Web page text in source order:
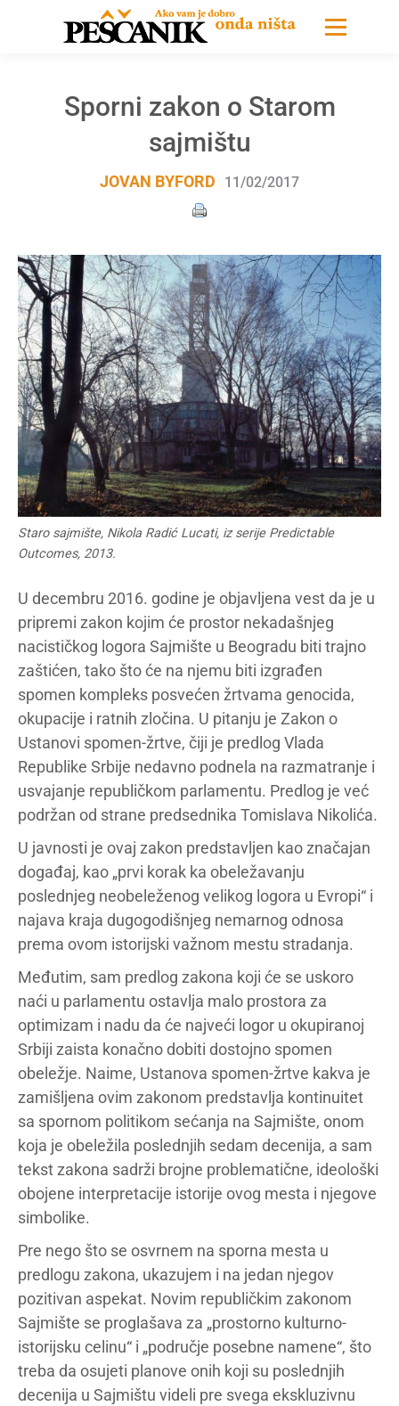
Sporni zakon o Starom
sajmištu
JOVAN BYFORD 11/02/2017
Staro sajmište, Nikola Radić Lucati, iz serije Predictable
Outcomes, 2013.
U decembru 2016. godine je objavljena vest da je u
pripremi zakon kojim će prostor nekadašnjeg
nacističkog logora Sajmište u Beogradu biti trajno
zaštićen, tako što će na njemu biti izgrađen
spomen kompleks posvećen žrtvama genocida,
okupacije i ratnih zločina. U pitanju je Zakon o
Ustanovi spomen-žrtve, čiji je predlog Vlada
Republike Srbije nedavno podnela na razmatranje i
usvajanje republičkom parlamentu. Predlog je već
podržan od strane predsednika Tomislava Nikolića.
U javnosti je ovaj zakon predstavljen kao značajan
događaj, kao „prvi korak ka obeležavanju
poslednjeg neobeleženog velikog logora u Evropi“ i
najava kraja dugogodišnjeg nemarnog odnosa
prema ovom istorijski važnom mestu stradanja.
Međutim, sam predlog zakona koji će se uskoro
naći u parlamentu ostavlja malo prostora za
optimizam i nadu da će najveći logor u okupiranoj
Srbiji zaista konačno dobiti dostojno spomen
obeležje. Naime, Ustanova spomen-žrtve kakva je
zamišljena ovim zakonom predstavlja kontinuitet
sa spornom politikom sećanja na Sajmište, onom
koja je obeležila poslednjih sedam decenija, a sam
tekst zakona sadrži brojne problematične, ideološki
obojene interpretacije istorije ovog mesta i njegove
simbolike.
Pre nego što se osvrnem na sporna mesta u
predlogu zakona, ukazujem i na jedan njegov
pozitivan aspekat. Novim republičkim zakonom
Sajmište se proglašava za „prostorno kulturno-
istorijsku celinu“ i „područje posebne namene“, što
treba da osujeti planove onih koji su poslednjih
decenija u Sajmištu videli pre svega ekskluzivnu